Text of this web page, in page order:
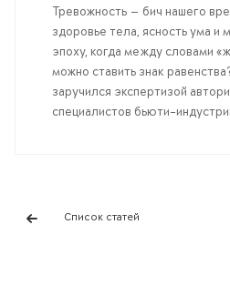
Тревожность — бич нашего
здоровье тела, ясность ума и
эпоху, когда между словами
можно ставить знак
заручился экспертизой
специалистов бьюти-
Список статей